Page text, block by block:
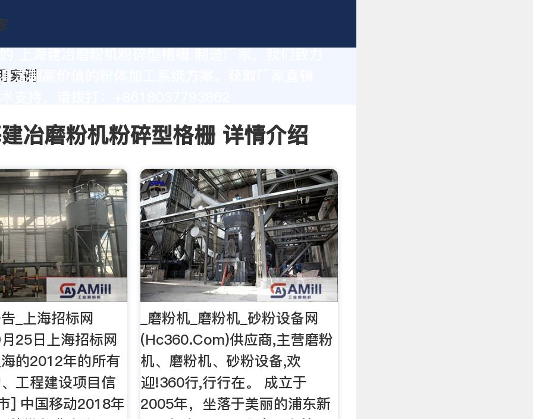
定制高价值的粉体加工系统方案。获取厂家直销
冶磨粉机粉碎型格栅 详情介绍
_上海招标网
25日上海招标网
的2012年的所有
工程建设项目信
] 中国移动2018年
_磨粉机_磨粉机_砂粉设备网
(Hc360.Com)供应商,主营磨粉
机、磨粉机、砂粉设备,欢
迎!360行,行行在。 成立于
2005年，坐落于美丽的浦东新